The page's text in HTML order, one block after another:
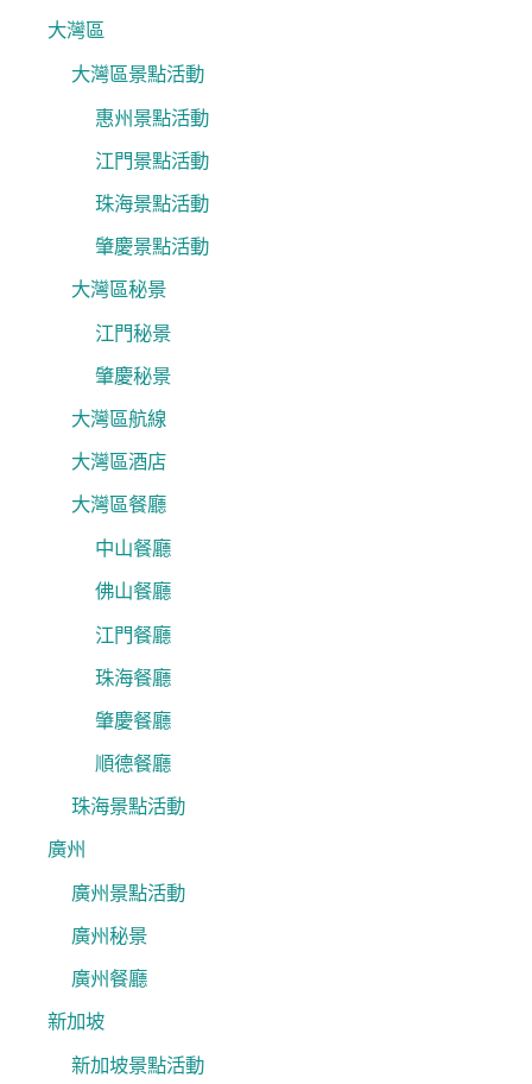
大灣區
大灣區景點活動
惠州景點活動
江門景點活動
珠海景點活動
肇慶景點活動
大灣區秘景
江門秘景
肇慶秘景
大灣區航線
大灣區酒店
大灣區餐廳
中山餐廳
佛山餐廳
江門餐廳
珠海餐廳
肇慶餐廳
順德餐廳
珠海景點活動
廣州
廣州景點活動
廣州秘景
廣州餐廳
新加坡
新加坡景點活動